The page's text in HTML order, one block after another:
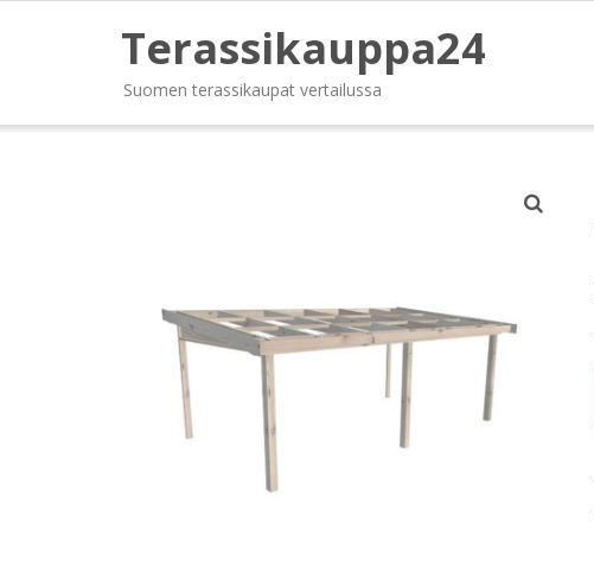
Terassikauppa24
Suomen terassikaupat vertailussa